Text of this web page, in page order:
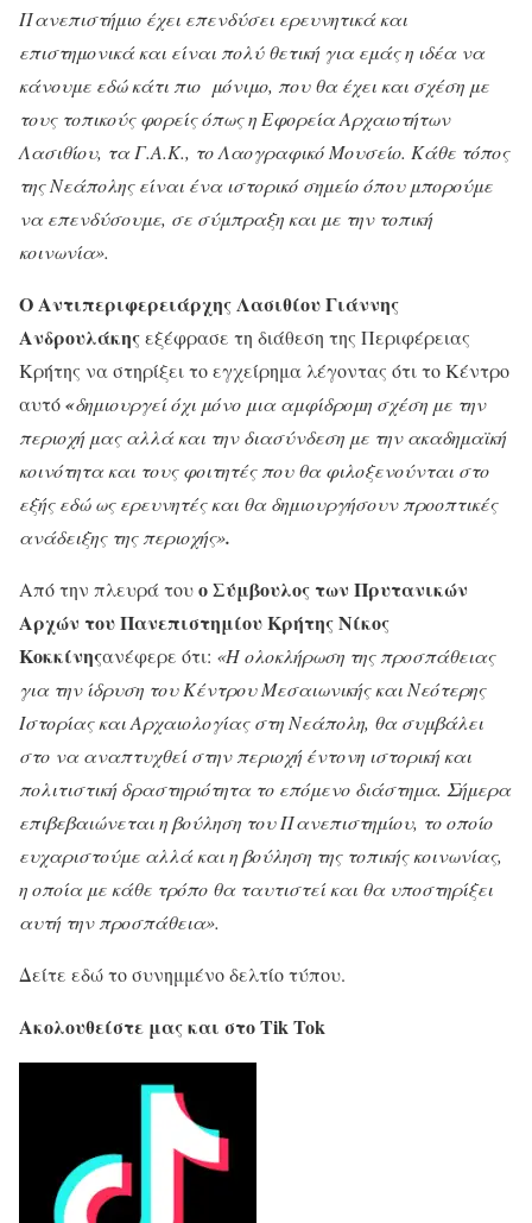
Πανεπιστήμιο έχει επενδύσει ερευνητικά και
επιστημονικά και είναι πολύ θετική για εμάς η ιδέα να
κάνουμε εδώ κάτι πιο μόνιμο, που θα έχει και σχέση με
τους τοπικούς φορείς όπως η Εφορεία Αρχαιοτήτων
Λασιθίου, τα Γ.Α.Κ., το Λαογραφικό Μουσείο. Κάθε τόπος
της Νεάπολης είναι ένα ιστορικό σημείο όπου μπορούμε
να επενδύσουμε, σε σύμπραξη και με την τοπική
κοινωνία».
Ο Αντιπεριφερειάρχης Λασιθίου Γιάννης
Ανδρουλάκηςεξέφρασε τη διάθεση της Περιφέρειας
Κρήτης να στηρίξει το εγχείρημα λέγοντας ότι το Κέντρο
αυτό«δημιουργεί όχι μόνο μια αμφίδρομη σχέση με την
περιοχή μας αλλά και την διασύνδεση με την ακαδημαϊκή
κοινότητα και τους φοιτητές που θα φιλοξενούνται στο
εξής εδώ ως ερευνητές και θα δημιουργήσουν προοπτικές
ανάδειξης της περιοχής».
Από την πλευρά τουο Σύμβουλος των Πρυτανικών
Αρχών του Πανεπιστημίου Κρήτης Νίκος
Κοκκίνηςανέφερε ότι: «Η ολοκλήρωση της προσπάθειας
για την ίδρυση του Κέντρου Μεσαιωνικής και Νεότερης
Ιστορίας και Αρχαιολογίας στη Νεάπολη, θα συμβάλει
στο να αναπτυχθεί στην περιοχή έντονη ιστορική και
πολιτιστική δραστηριότητα το επόμενο διάστημα. Σήμερα
επιβεβαιώνεται η βούληση του Πανεπιστημίου, το οποίο
ευχαριστούμε αλλά και η βούληση της τοπικής κοινωνίας,
η οποία με κάθε τρόπο θα ταυτιστεί και θα υποστηρίξει
αυτή την πρoσπάθεια».
Δείτε εδώ το συνημμένο δελτίο τύπου.
Ακολουθείστε μας και στο Tik Tok